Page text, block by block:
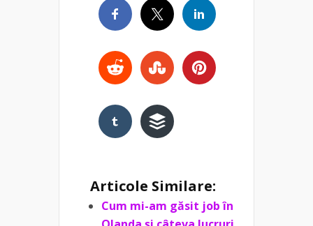
Articole Similare:
Cum mi-am găsit job în